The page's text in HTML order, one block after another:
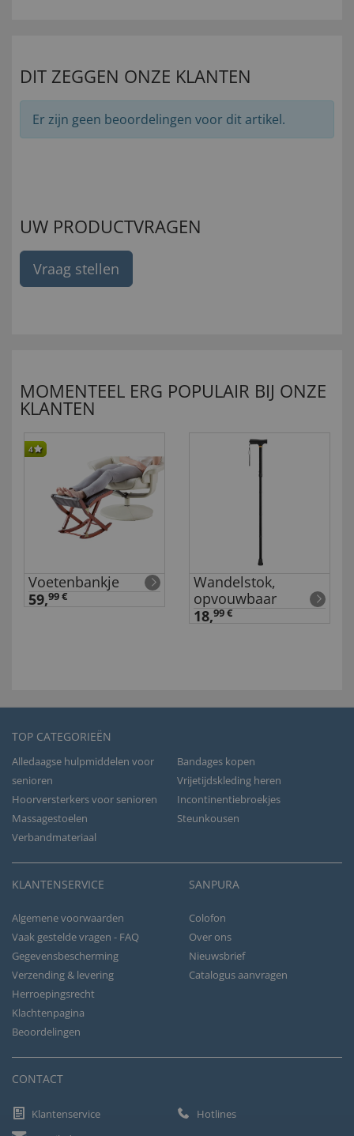
DIT ZEGGEN ONZE KLANTEN
Er zijn geen beoordelingen voor dit artikel.
UW PRODUCTVRAGEN
Vraag stellen
MOMENTEEL ERG POPULAIR BIJ ONZE
KLANTEN
4
Voetenbankje
59,99 €
Wandelstok,
opvouwbaar
18,99 €
TOP CATEGORIEËN
Alledaagse hulpmiddelen voor
senioren
Bandages kopen
Vrijetijdskleding heren
Hoorversterkers voor senioren
Incontinentiebroekjes
Massagestoelen
Steunkousen
Verbandmateriaal
KLANTENSERVICE
Algemene voorwaarden
Vaak gestelde vragen - FAQ
Gegevensbescherming
Verzending & levering
Herroepingsrecht
Klachtenpagina
Beoordelingen
SANPURA
Colofon
Over ons
Nieuwsbrief
Catalogus aanvragen
CONTACT
Klantenservice
Hotlines